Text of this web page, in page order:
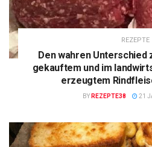
REZEPTE
Den wahren Unterschied
gekauftem und im
erzeugtem
BY REZEPTE38 21